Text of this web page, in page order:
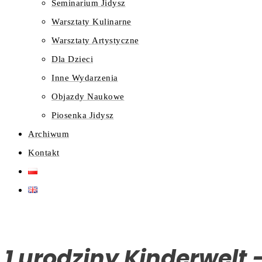
Seminarium Jidysz
Warsztaty Kulinarne
Warsztaty Artystyczne
Dla Dzieci
Inne Wydarzenia
Objazdy Naukowe
Piosenka Jidysz
Archiwum
Kontakt